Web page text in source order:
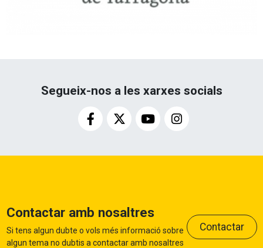
Segueix-nos a les xarxes socials
Contactar amb nosaltres
Si tens algun dubte o vols més informació sobre
algun tema no dubtis a contactar amb nosaltres
Contactar